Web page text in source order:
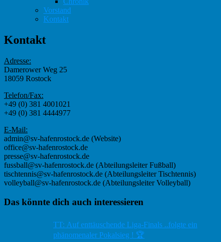
Vorstand
Kontakt
Kontakt
Adresse:
Damerower Weg 25
18059 Rostock
Telefon/Fax:
+49 (0) 381 4001021
+49 (0) 381 4444977
E-Mail:
admin@sv-hafenrostock.de (Website)
office@sv-hafenrostock.de
presse@sv-hafenrostock.de
fussball@sv-hafenrostock.de (Abteilungsleiter Fußball)
tischtennis@sv-hafenrostock.de (Abteilungsleiter Tischtennis)
volleyball@sv-hafenrostock.de (Abteilungsleiter Volleyball)
Haupt-
Das könnte dich auch interessieren
TT: Auf enttäuschende Liga-Finals ..folgte ein
phänomenaler Pokalsieg ! 🏆